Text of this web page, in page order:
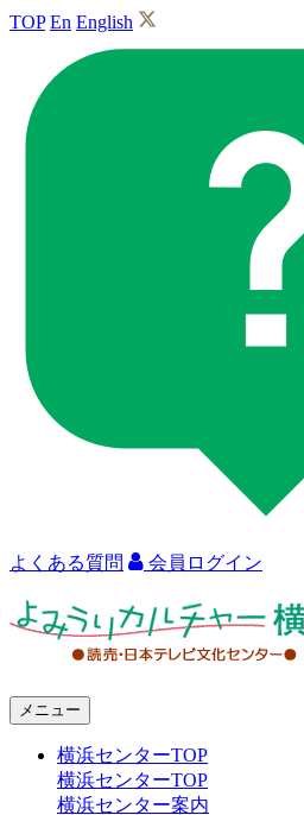
TOP En English
よくある質問 会員ログイン
メニュー
横浜センターTOP
横浜センターTOP
横浜センター案内